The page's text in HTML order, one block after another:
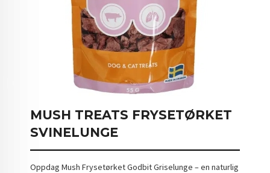
MUSH TREATS FRYSETØRKET
SVINELUNGE
Oppdag Mush Frysetørket Godbit Griselunge – en naturlig